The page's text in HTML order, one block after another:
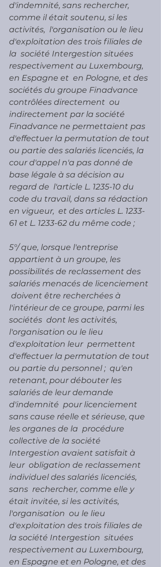
d'indemnité, sans rechercher,
comme il était soutenu, si les
activités,  l'organisation ou le lieu
d'exploitation des trois filiales de
la  société Intergestion situées
respectivement au Luxembourg,
en Espagne et  en Pologne, et des
sociétés du groupe Finadvance
contrôlées directement  ou
indirectement par la société
Finadvance ne permettaient pas
d'effectuer la permutation de tout
ou partie des salariés licenciés, la
cour d'appel n'a pas donné de
base légale à sa décision au
regard de  l'article L. 1235-10 du
code du travail, dans sa rédaction
en vigueur,  et des articles L. 1233-
61 et L. 1233-62 du même code ;
5°/ que, lorsque l'entreprise
appartient à un groupe, les
possibilités de reclassement des
salariés menacés de licenciement
doivent être recherchées à
l'intérieur de ce groupe, parmi les
sociétés  dont les activités,
l'organisation ou le lieu
d'exploitation leur  permettent
d'effectuer la permutation de tout
ou partie du personnel ;  qu'en
retenant, pour débouter les
salariés de leur demande
d'indemnité  pour licenciement
sans cause réelle et sérieuse, que
les organes de la  procédure
collective de la société
Intergestion avaient satisfait à
leur  obligation de reclassement
individuel des salariés licenciés,
sans  rechercher, comme elle y
était invitée, si les activités,
l'organisation  ou le lieu
d'exploitation des trois filiales de
la société Intergestion  situées
respectivement au Luxembourg,
en Espagne et en Pologne, et des